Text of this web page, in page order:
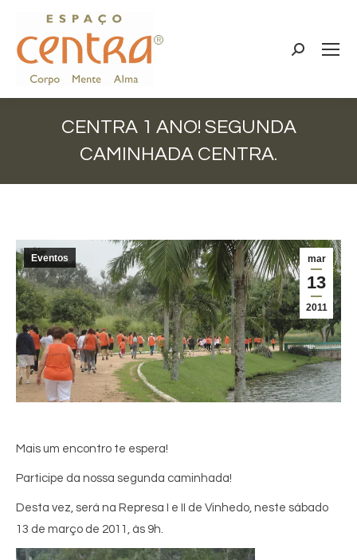
Search:
CENTRA 1 ANO! SEGUNDA
CAMINHADA CENTRA.
mar
13
2011
Eventos
Mais um encontro te espera!
Participe da nossa segunda caminhada!
Desta vez, será na Represa I e II de Vinhedo, neste sábado
13 de março de 2011, às 9h.